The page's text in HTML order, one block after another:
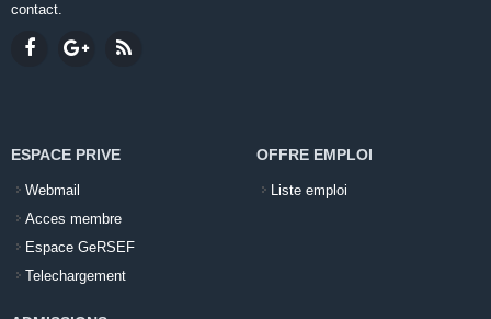
contact.
ESPACE PRIVE
Webmail
Acces membre
Espace GeRSEF
Telechargement
OFFRE EMPLOI
Liste emploi